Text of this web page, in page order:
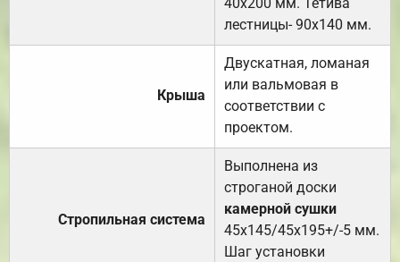
40х200 мм. Тетива
лестницы- 90х140 мм.
Крыша
Двускатная, ломаная
или вальмовая в
соответствии с
проектом.
Стропильная система
Выполнена из
строганой доски
камерной сушки
45х145/45х195+/-5 мм.
Шаг установки